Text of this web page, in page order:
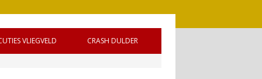
VLIEGVELD CRASH DULDER